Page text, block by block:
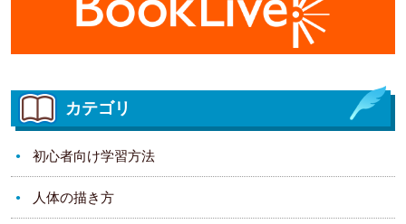
カテゴリ
初心者向け学習方法
人体の描き方